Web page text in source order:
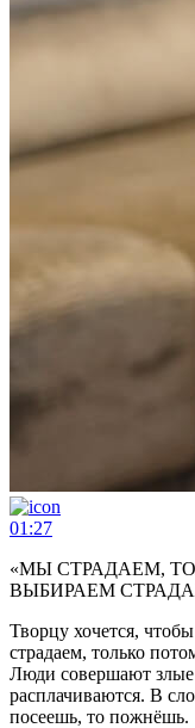
01:27
«МЫ СТРАДАЕМ,
ВЫБИРАЕМ
Творцу хочется,
страдаем, только
Люди совершают злые
расплачиваются. В
посеешь, то пожнёшь.